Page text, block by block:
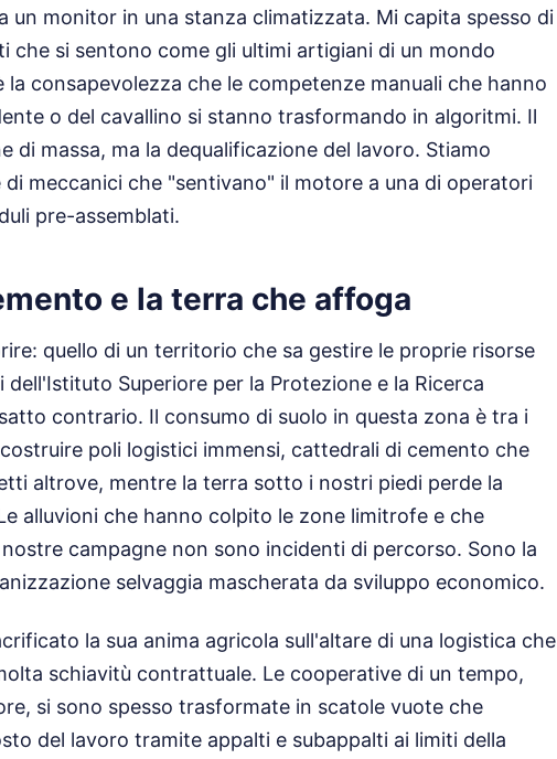
un monitor in una stanza climatizzata. Mi capita spesso di
che si sentono come gli ultimi artigiani di un mondo
consapevolezza che le competenze manuali che hanno
o del cavallino si stanno trasformando in algoritmi. Il
di massa, ma la dequalificazione del lavoro. Stiamo
meccanici che "sentivano" il motore a una di operatori
pre-assemblati.
e la terra che affoga
quello di un territorio che sa gestire le proprie risorse
Superiore per la Protezione e la Ricerca
contrario. Il consumo di suolo in questa zona è tra i
poli logistici immensi, cattedrali di cemento che
altrove, mentre la terra sotto i nostri piedi perde la
alluvioni che hanno colpito le zone limitrofe e che
campagne non sono incidenti di percorso. Sono la
selvaggia mascherata da sviluppo economico.
la sua anima agricola sull'altare di una logistica che
schiavitù contrattuale. Le cooperative di un tempo,
si sono spesso trasformate in scatole vuote che
del lavoro tramite appalti e subappalti ai limiti della